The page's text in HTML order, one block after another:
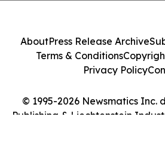
© 1995-2026 Newsmatics Inc.
Publishing & Liechtenstein
AboutPress Release Archive
Terms & Conditions
Privacy Policy